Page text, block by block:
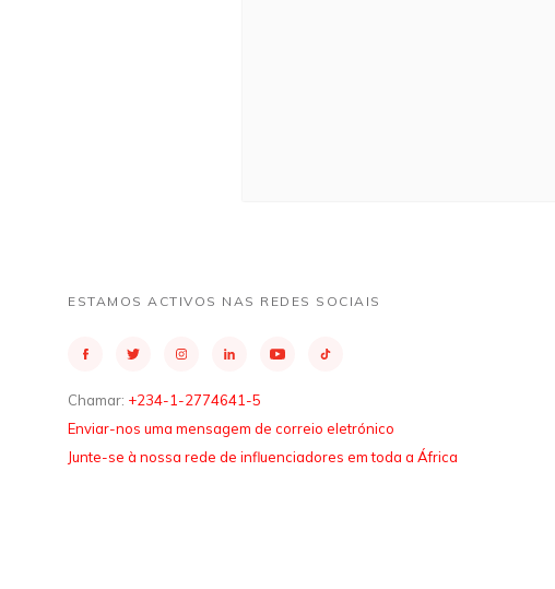
ESTAMOS ACTIVOS NAS REDES SOCIAIS
Chamar: +234-1-2774641-5
Enviar-nos uma mensagem de correio eletrónico
Junte-se à nossa rede de influenciadores em toda a África